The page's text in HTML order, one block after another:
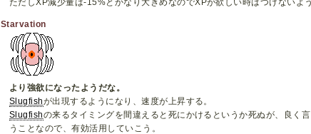
ただしXP減少量は-15%とかなり大きめなのでXPが欲しい時はつけないよ
Starvation
より強欲になったようだな。
Slugfishが出現するようになり、速度が上昇する。
Slugfishの来るタイミングを間違えると死にかけるというか死ぬが、良く
うことなので、有効活用していこう。